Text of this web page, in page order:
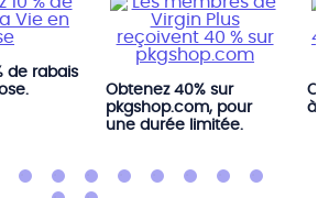
de rabais
Obtenez 40% sur
pkgshop.com, pour
une durée limitée.